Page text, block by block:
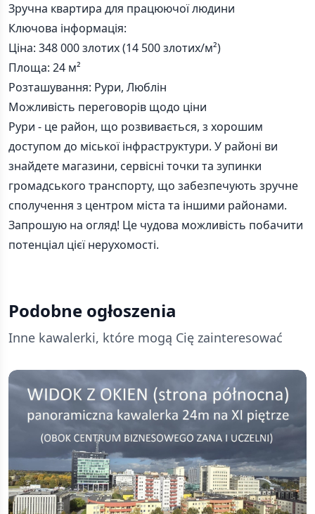
Зручна квартира для працюючої людини
Ключова інформація:
Ціна: 348 000 злотих (14 500 злотих/м²)
Площа: 24 м²
Розташування: Рури, Люблін
Можливість переговорів щодо ціни
Рури - це район, що розвивається, з хорошим
доступом до міської інфраструктури. У районі ви
знайдете магазини, сервісні точки та зупинки
громадського транспорту, що забезпечують зручне
сполучення з центром міста та іншими районами.
Запрошую на огляд! Це чудова можливість побачити
потенціал цієї нерухомості.
Podobne ogłoszenia
Inne kawalerki, które mogą Cię zainteresować